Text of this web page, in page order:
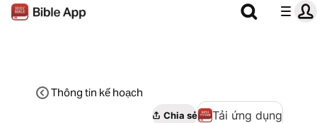
Thông tin kế hoạch
Chia sẻ Tải ứng dụng